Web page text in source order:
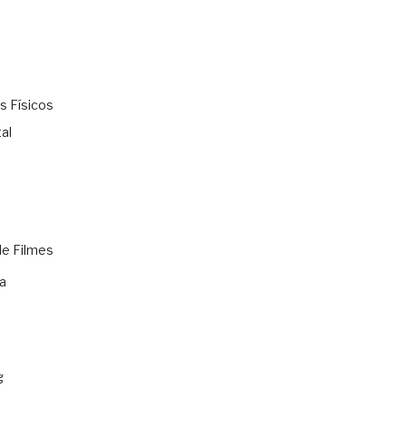
Físicos
Filmes